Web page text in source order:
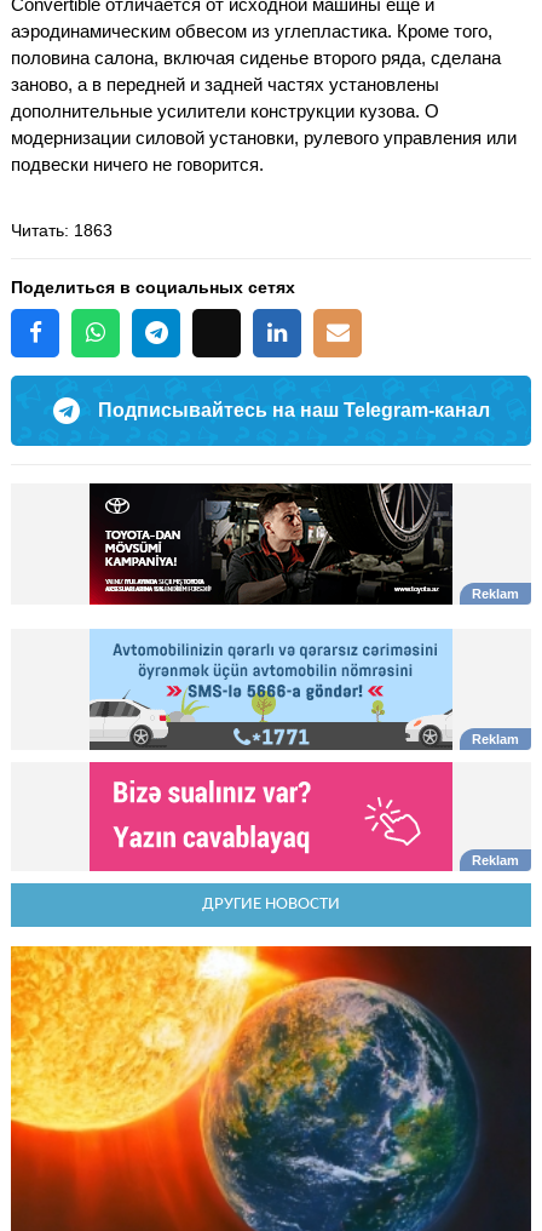
аэродинамическим обвесом из углепластика. Кроме того,
половина салона, включая сиденье второго ряда, сделана
заново, а в передней и задней частях установлены
дополнительные усилители конструкции кузова. О
модернизации силовой установки, рулевого управления или
подвески ничего не говорится.
Читать: 1863
Поделиться в социальных сетях
Подписывайтесь на наш Telegram-канал
ДРУГИЕ НОВОСТИ